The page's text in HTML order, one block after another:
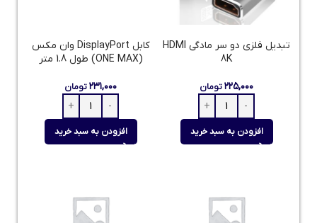
تبدیل فلزی دو سر مادگی HDMI
8K
۲۲۵,۰۰۰تومان
افزودن به سبد خرید
کابل DisplayPort وان مکس
(ONE MAX) طول 1.8 متر
۲۳۱,۰۰۰تومان
افزودن به سبد خرید